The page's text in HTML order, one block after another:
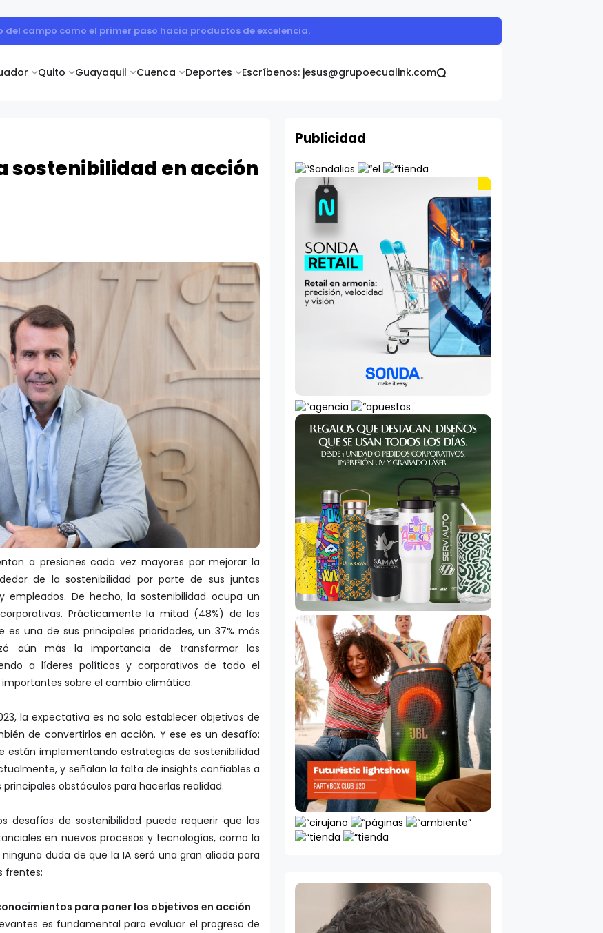
Quito Guayaquil Cuenca Deportes Escríbenos: jesus@grupoecualink.com
diplomático y artistas nacionales en la Academia Diplomática Galo Plaza
sostenibilidad en acción
a presiones cada vez mayores por mejorar la
de la sostenibilidad por parte de sus juntas
empleados. De hecho, la sostenibilidad ocupa un
Prácticamente la mitad (48%) de los
una de sus principales prioridades, un 37% más
aún más la importancia de transformar los
a líderes políticos y corporativos de todo el
sobre el cambio climático.
la expectativa es no solo establecer objetivos de
de convertirlos en acción. Y ese es un desafío:
están implementando estrategias de sostenibilidad
y señalan la falta de insights confiables a
obstáculos para hacerlas realidad.
desafíos de sostenibilidad puede requerir que las
en nuevos procesos y tecnologías, como la
duda de que la IA será una gran aliada para
frentes:
para poner los objetivos en acción
es fundamental para evaluar el progreso de
Publicidad